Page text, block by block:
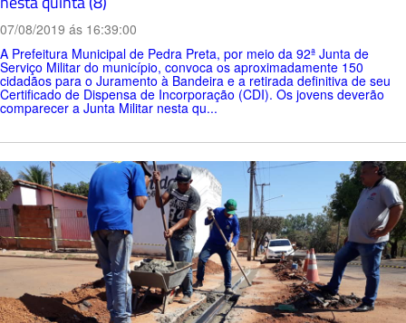
07/08/2019 ás 16:39:00
A Prefeitura Municipal de Pedra Preta, por meio da 92ª Junta de
Serviço Militar do município, convoca os aproximadamente 150
cidadãos para o Juramento à Bandeira e a retirada definitiva de seu
Certificado de Dispensa de Incorporação (CDI). Os jovens deverão
comparecer a Junta Militar nesta qu...